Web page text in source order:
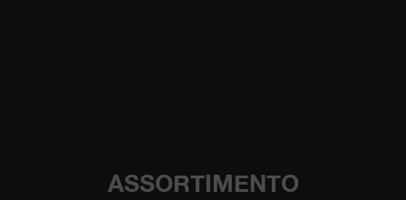
ASSORTIMENTO